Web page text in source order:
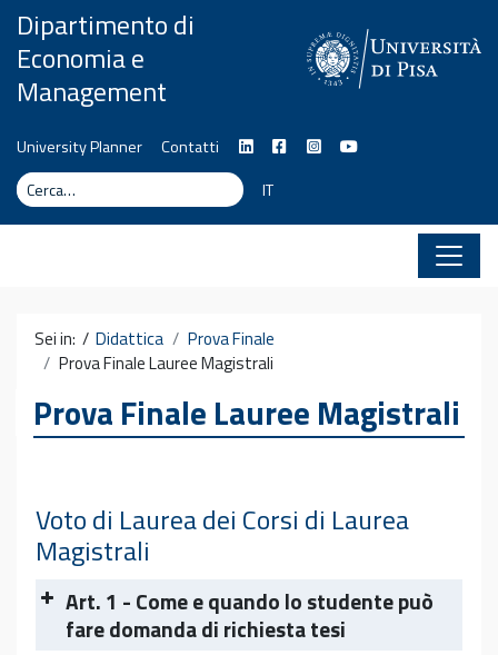
Vai al contenuto
Dipartimento di
Economia e
Management
University Planner
Contatti
Cerca
CercaIT
Sei in: / Didattica
Prova Finale
Prova Finale Lauree Magistrali
Prova Finale Lauree Magistrali
Voto di Laurea dei Corsi di Laurea
Magistrali
Art. 1 - Come e quando lo studente può
fare domanda di richiesta tesi